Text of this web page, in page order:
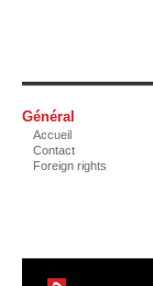
Général
Accueil
Contact
Foreign rights